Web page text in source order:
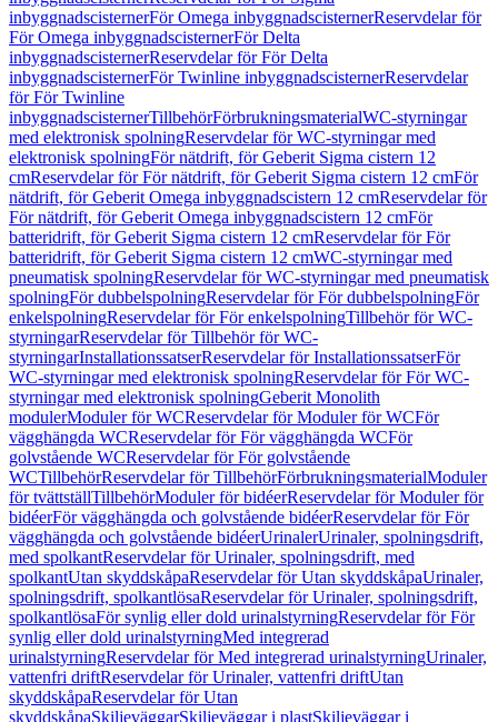
inbyggnadscisternerFör Omega inbyggnadscisternerReservdelar för
För Omega inbyggnadscisternerFör Delta
inbyggnadscisternerReservdelar för För Delta
inbyggnadscisternerFör Twinline inbyggnadscisternerReservdelar
för För Twinline
inbyggnadscisternerTillbehörFörbrukningsmaterialWC-styrningar
med elektronisk spolningReservdelar för WC-styrningar med
elektronisk spolningFör nätdrift, för Geberit Sigma cistern 12
cmReservdelar för För nätdrift, för Geberit Sigma cistern 12 cmFör
nätdrift, för Geberit Omega inbyggnadscistern 12 cmReservdelar för
För nätdrift, för Geberit Omega inbyggnadscistern 12 cmFör
batteridrift, för Geberit Sigma cistern 12 cmReservdelar för För
batteridrift, för Geberit Sigma cistern 12 cmWC-styrningar med
pneumatisk spolningReservdelar för WC-styrningar med pneumatisk
spolningFör dubbelspolningReservdelar för För dubbelspolningFör
enkelspolningReservdelar för För enkelspolningTillbehör för WC-
styrningarReservdelar för Tillbehör för WC-
styrningarInstallationssatserReservdelar för InstallationssatserFör
WC-styrningar med elektronisk spolningReservdelar för För WC-
styrningar med elektronisk spolningGeberit Monolith
modulerModuler för WCReservdelar för Moduler för WCFör
vägghängda WCReservdelar för För vägghängda WCFör
golvstående WCReservdelar för För golvstående
WCTillbehörReservdelar för TillbehörFörbrukningsmaterialModuler
för tvättställTillbehörModuler för bidéerReservdelar för Moduler för
bidéerFör vägghängda och golvstående bidéerReservdelar för För
vägghängda och golvstående bidéerUrinalerUrinaler, spolningsdrift,
med spolkantReservdelar för Urinaler, spolningsdrift, med
spolkantUtan skyddskåpaReservdelar för Utan skyddskåpaUrinaler,
spolningsdrift, spolkantlösaReservdelar för Urinaler, spolningsdrift,
spolkantlösaFör synlig eller dold urinalstyrningReservdelar för För
synlig eller dold urinalstyrningMed integrerad
urinalstyrningReservdelar för Med integrerad urinalstyrningUrinaler,
vattenfri driftReservdelar för Urinaler, vattenfri driftUtan
skyddskåpaReservdelar för Utan
skyddskåpaSkiljeväggarSkiljeväggar i plastSkiljeväggar i